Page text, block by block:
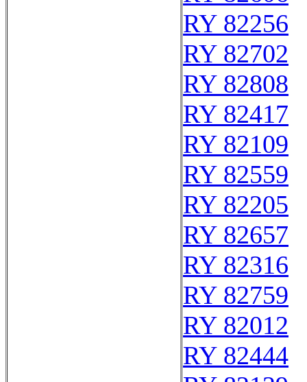
RY 82256
RY 82702
RY 82808
RY 82417
RY 82109
RY 82559
RY 82205
RY 82657
RY 82316
RY 82759
RY 82012
RY 82444